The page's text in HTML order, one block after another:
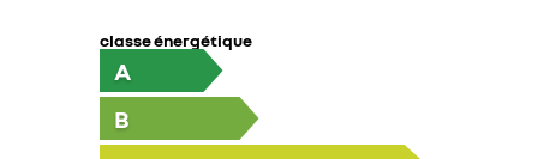
classe énergétique
A
B